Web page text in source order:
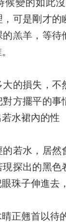
候變的如此
可是剛才
羔羊，等
的損失，
方擺平的
水裙內的性
若水，居
現探出的黑
珠子伸進去
正翹首以待